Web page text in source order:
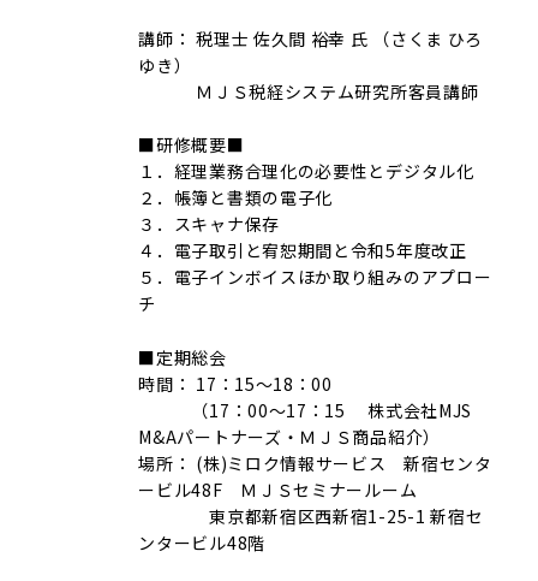
講師： 税理士 佐久間 裕幸 氏 （さくま ひろ
ゆき）
ＭＪＳ税経システム研究所客員講師
■研修概要■
１．経理業務合理化の必要性とデジタル化
２．帳簿と書類の電子化
３．スキャナ保存
４．電子取引と宥恕期間と令和5年度改正
５．電子インボイスほか取り組みのアプロー
チ
■定期総会
時間： 17：15～18：00
（17：00～17：15 株式会社MJS
M&Aパートナーズ・ＭＪＳ商品紹介）
場所： (株)ミロク情報サービス 新宿センタ
ービル48F ＭＪＳセミナールーム
東京都新宿区西新宿1-25-1 新宿セ
ンタービル48階